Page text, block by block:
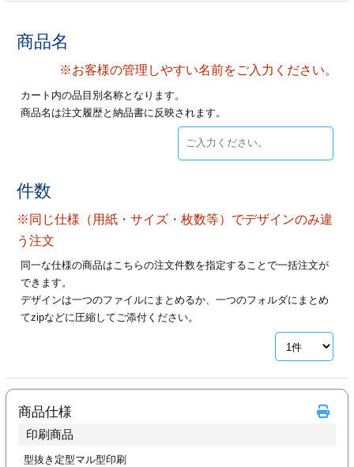
印刷
ファイル印刷
ァイル印刷
印刷
印刷
リーブ印刷
加工
印刷
名刺印刷
ムカード印刷
刷
カード印刷
フォルダー
ァイル印刷
商品名
※お客様の管理しやすい名前をご入力ください。
カート内の品目別名称となります。
商品名は注文履歴と納品書に反映されます。
件数
※同じ仕様（用紙・サイズ・枚数等）でデザインのみ違
う注文
同一な仕様の商品はこちらの注文件数を指定することで一括注文が
できます。
デザインは一つのファイルにまとめるか、一つのフォルダにまとめ
てzipなどに圧縮してご添付ください。
商品仕様
印刷商品
型抜き定型マル型印刷